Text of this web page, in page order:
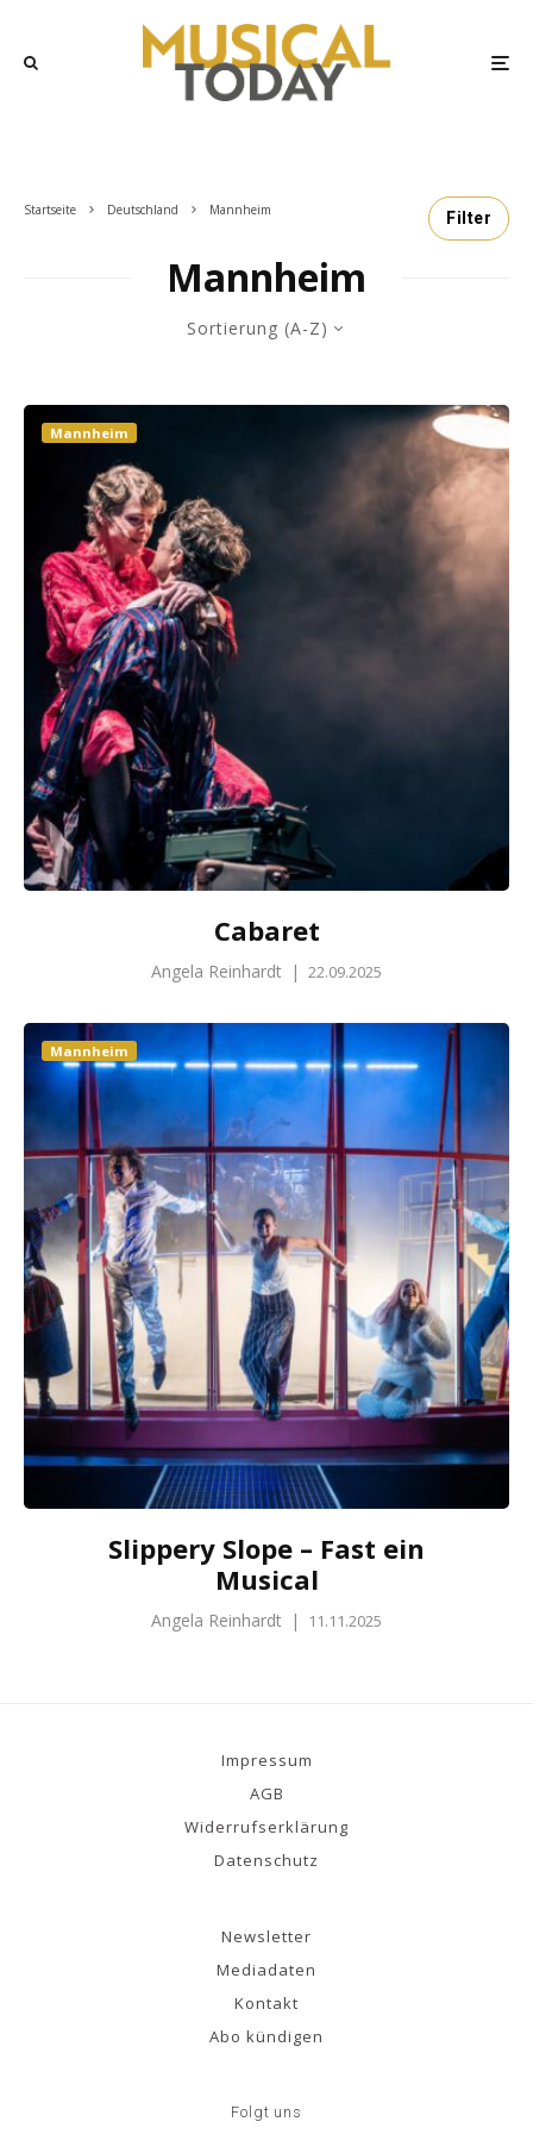
Startseite Deutschland Mannheim Filter
Mannheim
Sortierung (A-Z)
Mannheim
Cabaret
Angela Reinhardt | 22.09.2025
Mannheim
Slippery Slope – Fast ein
Musical
Angela Reinhardt | 11.11.2025
Impressum
AGB
Widerrufserklärung
Datenschutz
Newsletter
Mediadaten
Kontakt
Abo kündigen
Folgt uns